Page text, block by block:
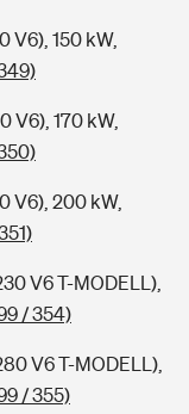
V6), 150 kW,
V6), 170 kW,
V6), 200 kW,
V6 T-MODELL),
/ 354)
V6 T-MODELL),
/ 355)